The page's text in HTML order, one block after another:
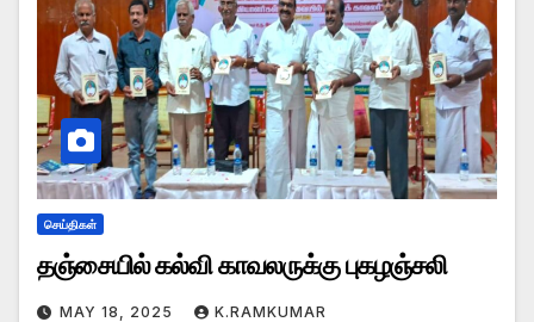
செய்திகள்
தஞ்சையில் கல்வி காவலருக்கு புகழஞ்சலி
MAY 18, 2025 K.RAMKUMAR